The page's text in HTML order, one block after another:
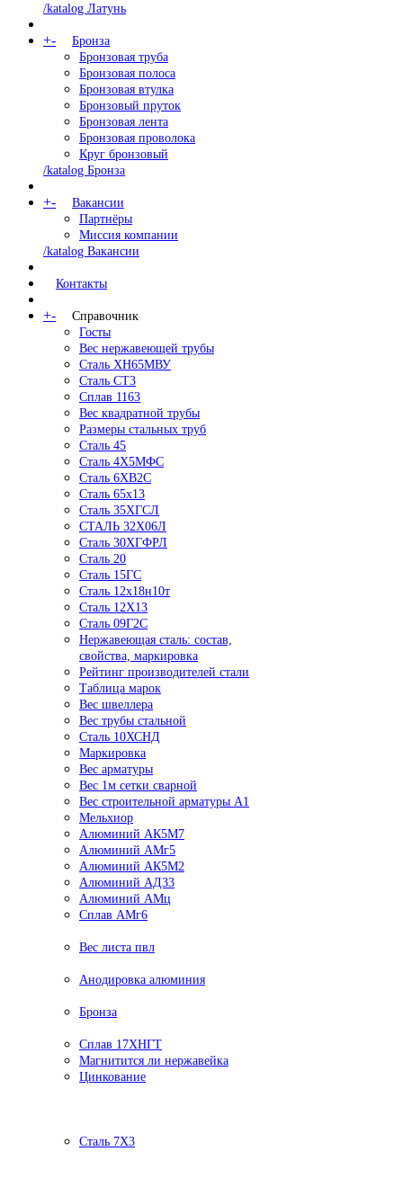
/katalog Латунь
+-
Бронза
Бронзовая труба
Бронзовая полоса
Бронзовая втулка
Бронзовый пруток
Бронзовая лента
Бронзовая проволока
Круг бронзовый
/katalog Бронза
+-
Вакансии
Партнёры
Миссия компании
/katalog Вакансии
Контакты
+-
Справочник
Госты
Вес нержавеющей трубы
Сталь ХН65МВУ
Сталь СТ3
Сплав 1163
Вес квадратной трубы
Размеры стальных труб
Сталь 45
Сталь 4Х5МФС
Сталь 6ХВ2С
Сталь 65х13
Сталь 35ХГСЛ
СТАЛЬ 32Х06Л
Сталь 30ХГФРЛ
Сталь 20
Сталь 15ГС
Сталь 12х18н10т
Сталь 12Х13
Сталь 09Г2С
Нержавеющая сталь: состав,
свойства, маркировка
Рейтинг производителей стали
Таблица марок
Вес швеллера
Вес трубы стальной
Сталь 10ХСНД
Маркировка
Вес арматуры
Вес 1м сетки сварной
Вес строительной арматуры А1
Мельхиор
Алюминий АК5М7
Алюминий АМг5
Алюминий АК5М2
Алюминий АД33
Алюминий АМц
Сплав АМг6
Вес листа пвл
Анодировка алюминия
Бронза
Сплав 17ХНГТ
Магнитится ли нержавейка
Цинкование
Сталь 7Х3